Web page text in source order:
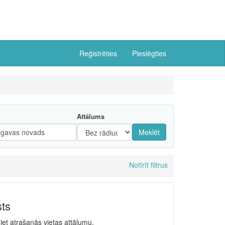
Reģistrēties Pieslēgties
Attālums
Meklēt
Notīrīt filtrus
atrašanās vietas attālumu.